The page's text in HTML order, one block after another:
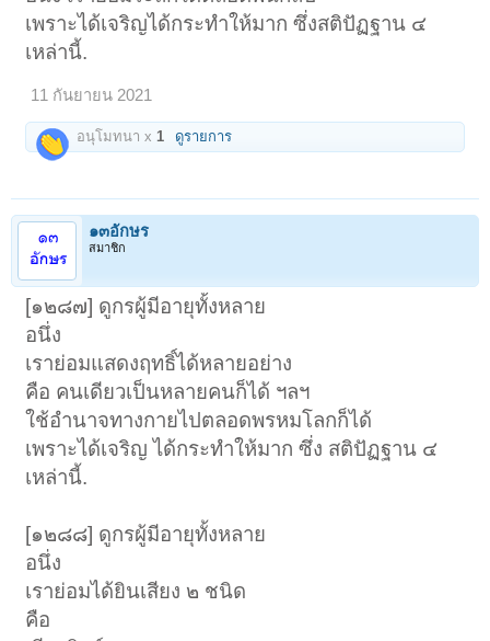
เพราะได้เจริญได้กระทำให้มาก ซึ่งสติปัฏฐาน ๔
เหล่านี้.
11 กันยายน 2021
อนุโมทนา x1 ดูรายการ
๑๓อักษร
สมาชิก
[๑๒๘๗] ดูกรผู้มีอายุทั้งหลาย
อนึ่ง
เราย่อมแสดงฤทธิ์ได้หลายอย่าง
คือ คนเดียวเป็นหลายคนก็ได้ ฯลฯ
ใช้อำนาจทางกายไปตลอดพรหมโลกก็ได้
เพราะได้เจริญ ได้กระทำให้มาก ซึ่ง สติปัฏฐาน ๔
เหล่านี้.
[๑๒๘๘] ดูกรผู้มีอายุทั้งหลาย
อนึ่ง
เราย่อมได้ยินเสียง ๒ ชนิด
คือ